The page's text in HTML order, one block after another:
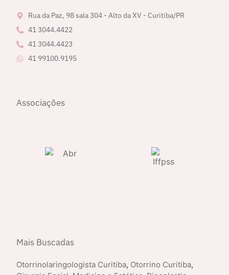
Rua da Paz, 98 sala 304 - Alto da XV - Curitiba/PR
41 3044.4422
41 3044.4423
41 99100.9195
Associações
Mais Buscadas
Otorrinolaringologista Curitiba, Otorrino Curitiba,